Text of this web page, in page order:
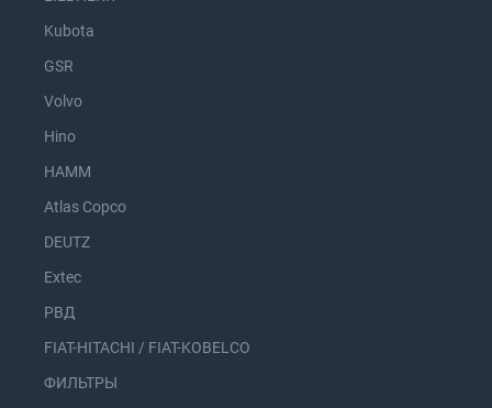
Kubota
GSR
Volvo
Hino
HAMM
Atlas Copco
DEUTZ
Extec
РВД
FIAT-HITACHI / FIAT-KOBELCO
ФИЛЬТРЫ